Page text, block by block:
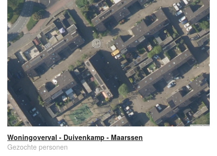
Woningoverval - Duivenkamp - Maarssen
Gezochte personen